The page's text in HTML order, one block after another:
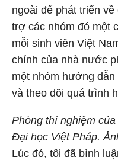
ngoài để phát triển
trợ các nhóm đó một
mỗi sinh viên Việt
chính của nhà nước
một nhóm hướng
và theo dõi quá trình
Phòng thí nghiệm
Đại học Việt Pháp.
Lúc đó, tôi đã bình